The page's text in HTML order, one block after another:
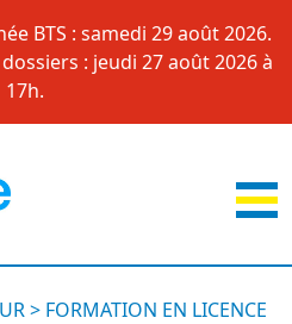
BTS : samedi 29 août 2026.
: jeudi 27 août 2026 à
17h.
> FORMATION EN LICENCE